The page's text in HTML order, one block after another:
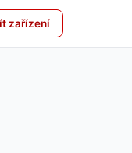
zařízení